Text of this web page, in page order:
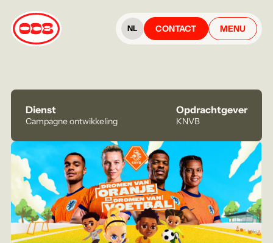
NL CONTACT MENU
Dienst
Campagne ontwikkeling
Opdrachtgever
KNVB